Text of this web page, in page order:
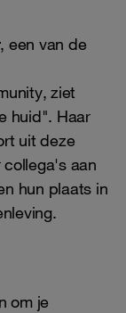
, een van de
ziet
huid". Haar
uit deze
aan
hun plaats in
om je